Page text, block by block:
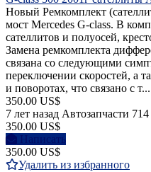
Новый Ремкомплект
мост Mercedes G-class. В
сателлитов и полуосей,
Замена ремкомплекта
связана со следующими
переключении скоростей, а
и поворотах, что связано с т...
350.00 US$
7 лет назад Автозапчасти
350.00 US$
Написать
350.00 US$
Удалить из избранного